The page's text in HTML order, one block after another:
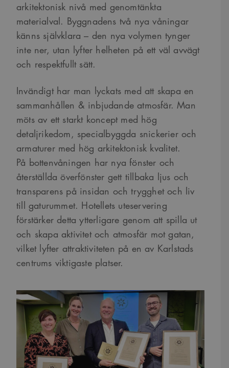
arkitektonisk nivå med genomtänkta
materialval. Byggnadens två nya våningar
känns självklara – den nya volymen tynger
inte ner, utan lyfter helheten på ett väl avvägt
och respektfullt sätt.
Invändigt har man lyckats med att skapa en
sammanhållen & inbjudande atmosfär. Man
möts av ett starkt koncept med hög
detaljrikedom, specialbyggda snickerier och
armaturer med hög arkitektonisk kvalitet.
På bottenvåningen har nya fönster och
återställda överfönster gett tillbaka ljus och
transparens på insidan och trygghet och liv
till gaturummet. Hotellets uteservering
förstärker detta ytterligare genom att spilla ut
och skapa aktivitet och atmosfär mot gatan,
vilket lyfter attraktiviteten på en av Karlstads
centrums viktigaste platser.